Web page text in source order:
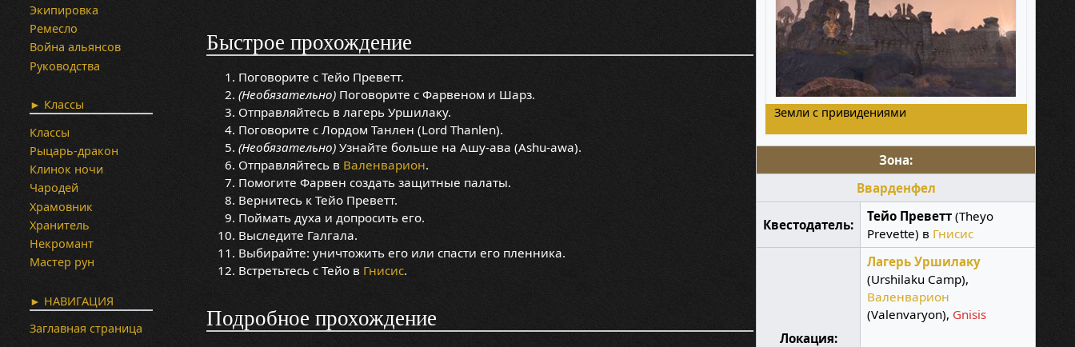
Земли с привидениями
Зона:
Вварденфел
Квестодатель:
Тейо Преветт (Theyo
Prevette) в Гнисис
Локация:
Лагерь Уршилаку
(Urshilaku Camp),
Валенварион
(Valenvaryon), Gnisis
Быстрое прохождение
Поговорите с Тейо Преветт.
(Необязательно) Поговорите с Фарвеном и Шарз.
Отправляйтесь в лагерь Уршилаку.
Поговорите с Лордом Танлен (Lord Thanlen).
(Необязательно) Узнайте больше на Ашу-ава (Ashu-awa).
Отправляйтесь в Валенварион.
Помогите Фарвен создать защитные палаты.
Вернитесь к Тейо Преветт.
Поймать духа и допросить его.
Выследите Галгала.
Выбирайте: уничтожить его или спасти его пленника.
Встретьтесь с Тейо в Гнисис.
Подробное прохождение
Экипировка
Ремесло
Война альянсов
Руководства
► Классы
Классы
Рыцарь-дракон
Клинок ночи
Чародей
Храмовник
Хранитель
Некромант
Мастер рун
► НАВИГАЦИЯ
Заглавная страница